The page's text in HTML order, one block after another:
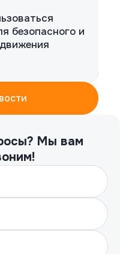
безопасного и
Мы вам